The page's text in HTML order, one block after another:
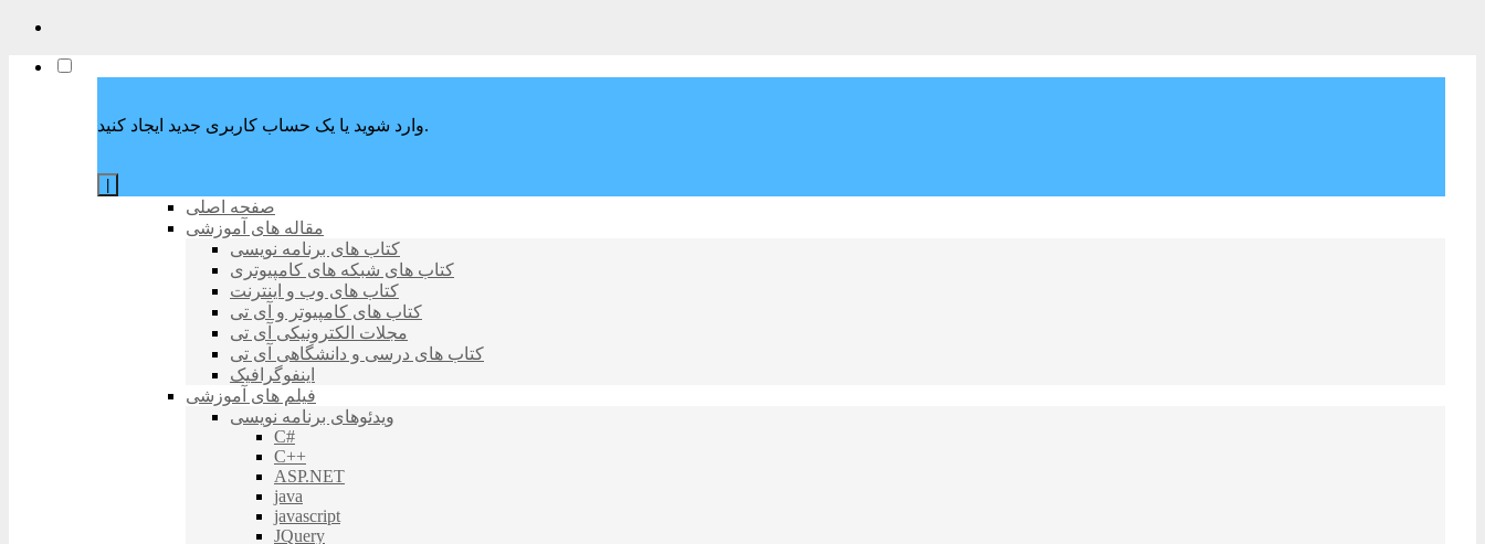
وارد شوید یا یک حساب کاربری جدید ایجاد کنید.
صفحه اصلی
مقاله های آموزشی
کتاب های برنامه نویسی
کتاب های شبکه های کامپیوتری
کتاب های وب و اینترنت
کتاب های کامپیوتر و آی تی
مجلات الکترونیکی آی تی
کتاب های درسی و دانشگاهی آی تی
اینفوگرافیک
فیلم های آموزشی
ویدئوهای برنامه نویسی
C#
C++
ASP.NET
java
javascript
JQuery